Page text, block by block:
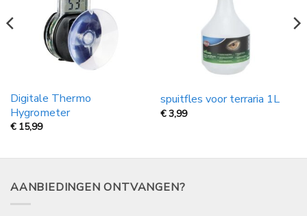
Digitale Thermo
Hygrometer
€ 15,99
spuitfles voor terraria 1L
€3,99
AANBIEDINGEN ONTVANGEN?